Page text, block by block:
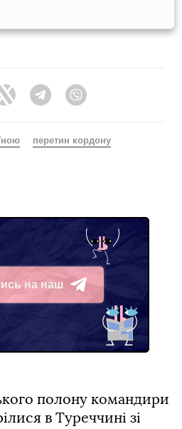
Twitter Telegram
перетин кордону
на наш
полону командири
в Туреччині зі